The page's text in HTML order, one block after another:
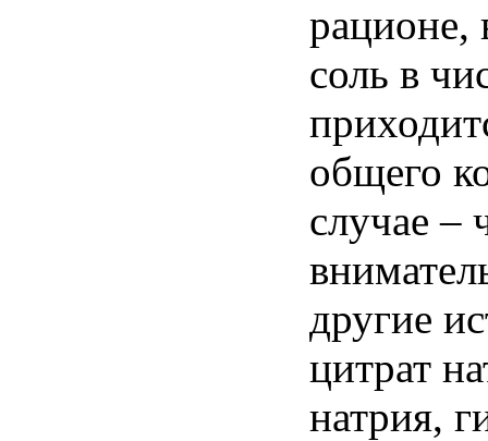
рационе,
соль в
общего
случае –
другие
цитрат
натрия,